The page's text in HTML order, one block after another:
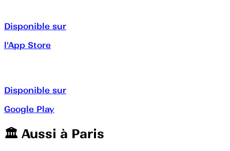
Disponible sur
l'App Store
Disponible sur
Google Play
🏛️️ Aussi à Paris